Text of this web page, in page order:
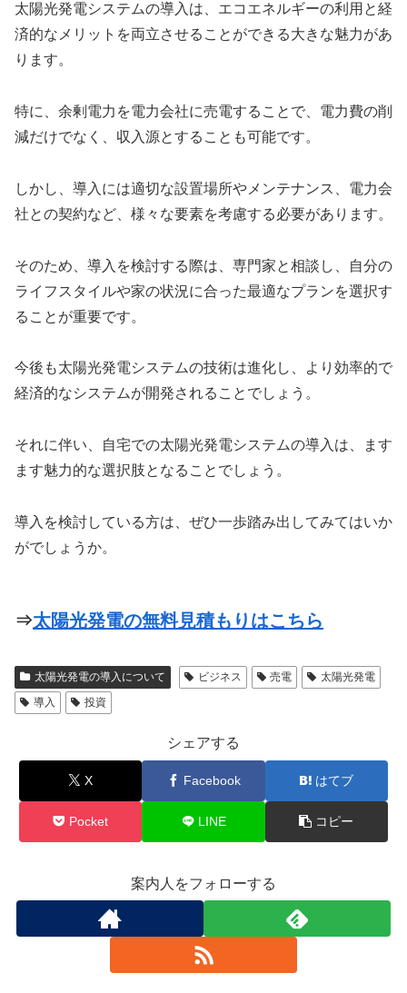
太陽光発電システムの導入は、エコエネルギーの利用と経
済的なメリットを両立させることができる大きな魅力があ
ります。
特に、余剰電力を電力会社に売電することで、電力費の削
減だけでなく、収入源とすることも可能です。
しかし、導入には適切な設置場所やメンテナンス、電力会
社との契約など、様々な要素を考慮する必要があります。
そのため、導入を検討する際は、専門家と相談し、自分の
ライフスタイルや家の状況に合った最適なプランを選択す
ることが重要です。
今後も太陽光発電システムの技術は進化し、より効率的で
経済的なシステムが開発されることでしょう。
それに伴い、自宅での太陽光発電システムの導入は、ます
ます魅力的な選択肢となることでしょう。
導入を検討している方は、ぜひ一歩踏み出してみてはいか
がでしょうか。
⇒太陽光発電の無料見積もりはこちら
太陽光発電の導入について ビジネス 売電
太陽光発電
導入
投資
シェアする
X Facebook はてブ
Pocket LINE コピー
案内人をフォローする